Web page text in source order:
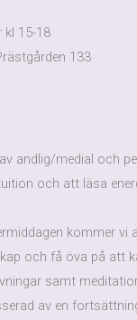
kl 15-18
133
andlig/medial och
och att läsa
kommer vi
och få öva på att
samt
av en